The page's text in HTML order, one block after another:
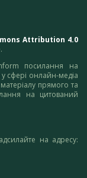
Attribution 4.0
посилання на
у сфері онлайн-медіа
прямого та
на цитований
на адресу: